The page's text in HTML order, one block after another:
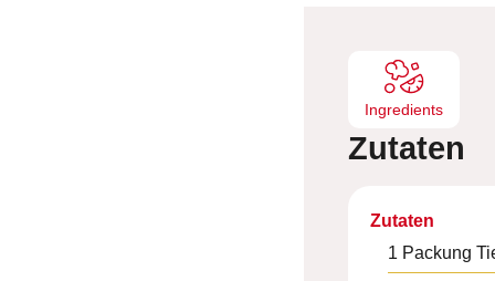
Ingredients
Zutaten
Zutaten
1 Packung